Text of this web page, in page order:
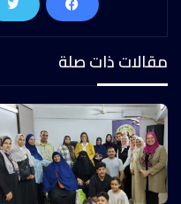
مقالات ذات صلة